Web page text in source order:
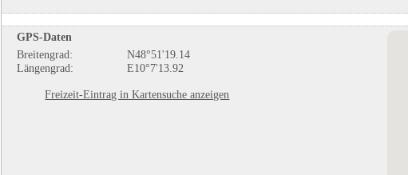
GPS-Daten
Breitengrad:
N48°51'19.14
Längengrad:
E10°7'13.92
Freizeit-Eintrag in Kartensuche anzeigen